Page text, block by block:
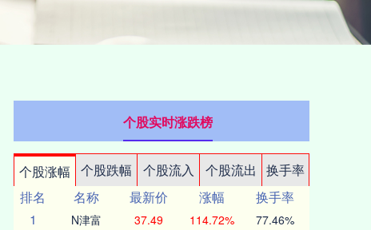
个股实时涨跌榜
个股涨幅 个股跌幅 个股流入 个股流出
换手率
排名
名称 最新价 涨幅
换手率
1
N津富 37.49 114.72% 77.46%